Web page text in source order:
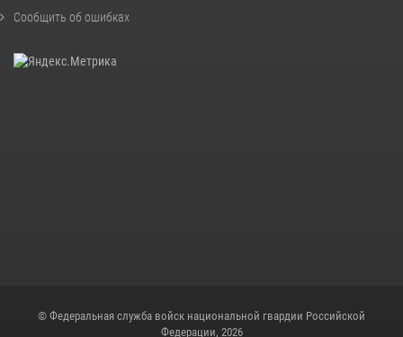
Сообщить об ошибках
© Федеральная служба войск национальной гвардии Российской
Федерации, 2026